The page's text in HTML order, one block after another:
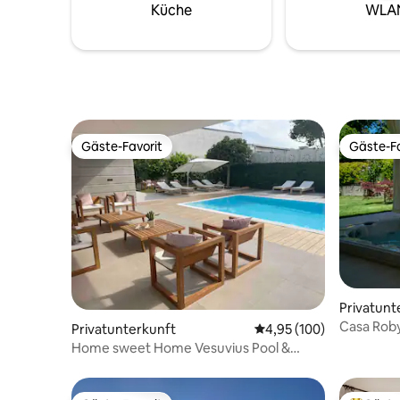
einschließlich Swimmingpool, Grill und
Küche
Gäste-Favorit
Gäste-Favorit
Privatunterkunft Durchschnittliche
4,95 (100)
Home sweet Home Vesuvius Pool &
Gäste-
Gäste-
Casa